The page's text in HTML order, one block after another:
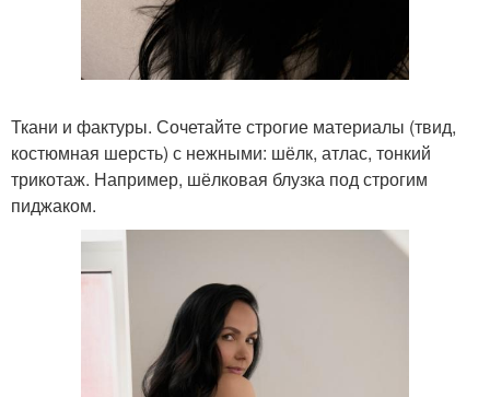
Ткани и фактуры. Сочетайте строгие материалы (твид,
костюмная шерсть) с нежными: шёлк, атлас, тонкий
трикотаж. Например, шёлковая блузка под строгим
пиджаком.